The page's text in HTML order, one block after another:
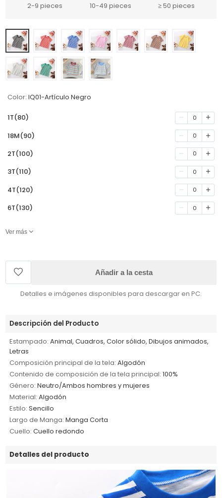
2-9 pieces 10-49 pieces ≥ 50 pieces
Color: IQ01-Artículo Negro
1T(80) 0
18M(90) 0
2T(100) 0
3T(110) 0
4T(120) 0
6T(130) 0
Ver más
Añadir a la cesta
Detalles e imágenes disponibles para descargar en PC.
Descripción del Producto
Estampado: Animal, Cuadros, Color sólido, Dibujos animados,
Letras
Composición principal de la tela: Algodón
Contenido de composición de la tela principal: 100%
Género: Neutro/Ambos hombres y mujeres
Material: Algodón
Estilo: Sencillo
Largo de Manga: Manga Corta
Cuello: Cuello redondo
Detalles del producto